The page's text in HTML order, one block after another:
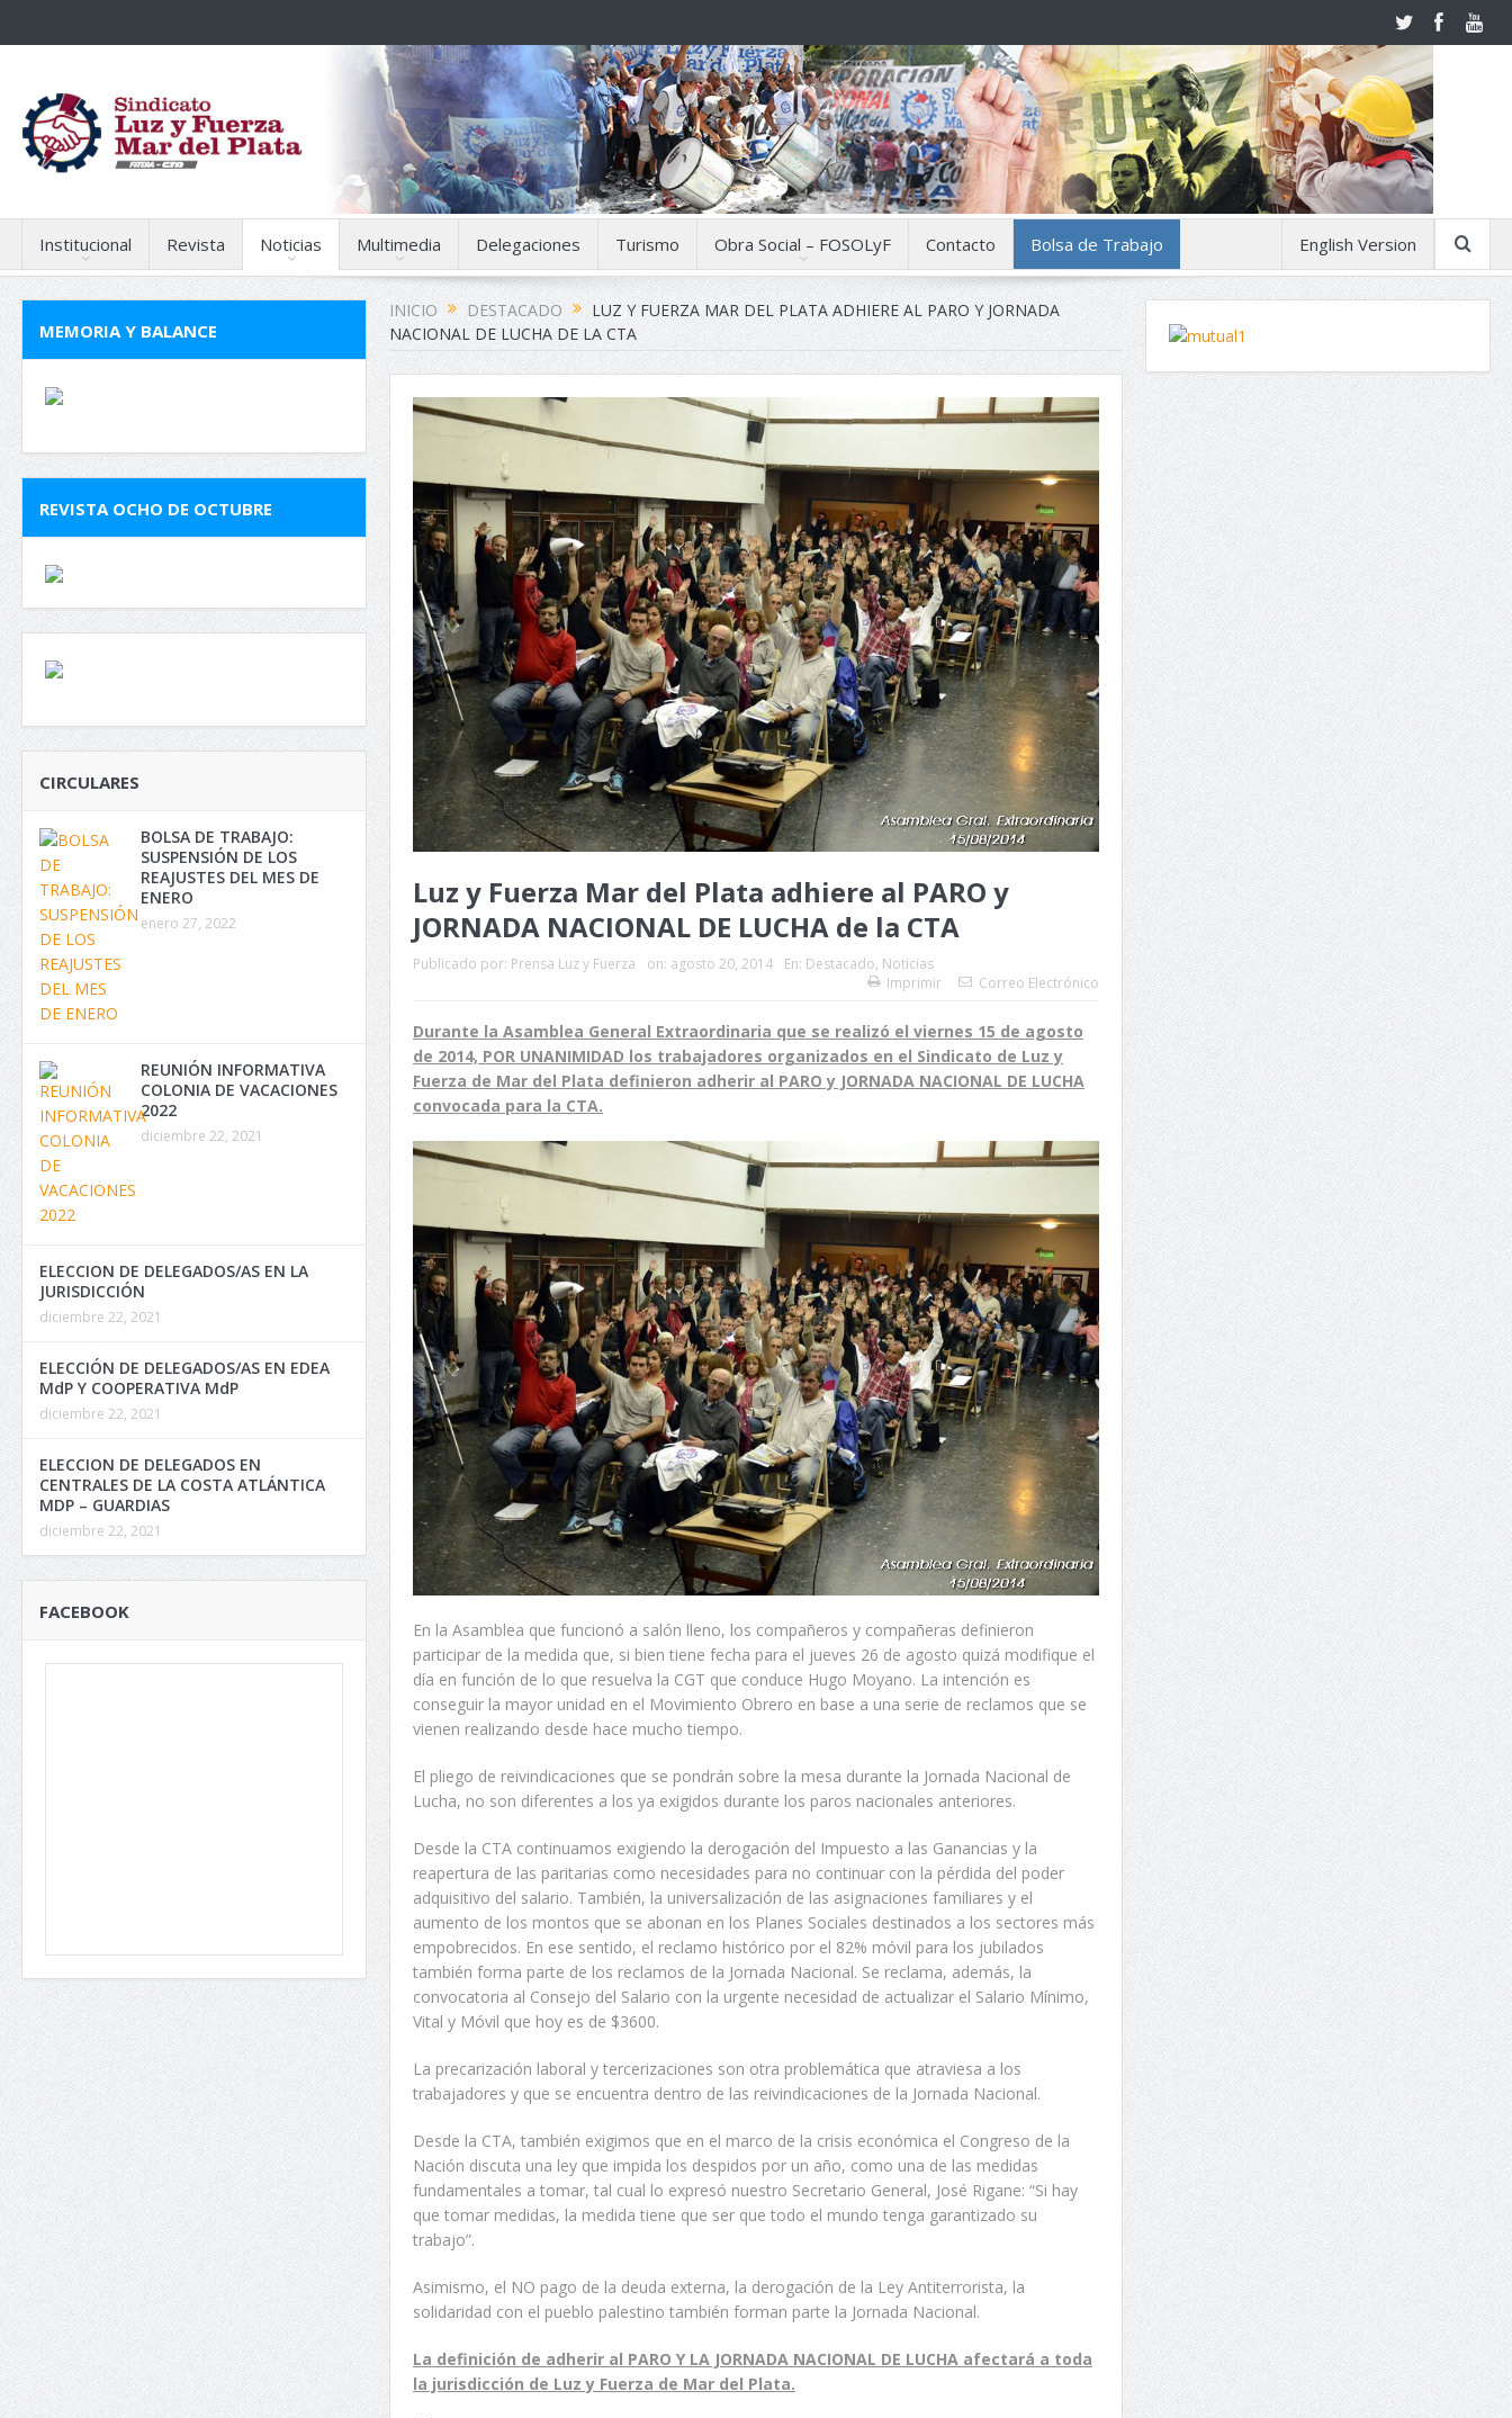
Institucional Revista Noticias Multimedia Delegaciones Turismo Obra Social – FOSOLyF Contacto Bolsa de Trabajo English Version
INICIO DESTACADO
LUZ Y FUERZA MAR DEL PLATA ADHIERE AL PARO Y JORNADA
NACIONAL DE LUCHA DE LA CTA
Luz y Fuerza Mar del Plata adhiere al PARO y
JORNADA NACIONAL DE LUCHA de la CTA
Publicado por: Prensa Luz y Fuerza on: agosto 20, 2014 En: Destacado, Noticias
Imprimir
Correo Electrónico
Durante la Asamblea General Extraordinaria que se realizó el viernes 15 de agosto
de 2014, POR UNANIMIDAD los trabajadores organizados en el Sindicato de Luz y
Fuerza de Mar del Plata definieron adherir al PARO y JORNADA NACIONAL DE LUCHA
convocada para la CTA.
En la Asamblea que funcionó a salón lleno, los compañeros y compañeras definieron
participar de la medida que, si bien tiene fecha para el jueves 26 de agosto quizá modifique el
día en función de lo que resuelva la CGT que conduce Hugo Moyano. La intención es
conseguir la mayor unidad en el Movimiento Obrero en base a una serie de reclamos que se
vienen realizando desde hace mucho tiempo.
El pliego de reivindicaciones que se pondrán sobre la mesa durante la Jornada Nacional de
Lucha, no son diferentes a los ya exigidos durante los paros nacionales anteriores.
Desde la CTA continuamos exigiendo la derogación del Impuesto a las Ganancias y la
reapertura de las paritarias como necesidades para no continuar con la pérdida del poder
adquisitivo del salario. También, la universalización de las asignaciones familiares y el
aumento de los montos que se abonan en los Planes Sociales destinados a los sectores más
empobrecidos. En ese sentido, el reclamo histórico por el 82% móvil para los jubilados
también forma parte de los reclamos de la Jornada Nacional. Se reclama, además, la
convocatoria al Consejo del Salario con la urgente necesidad de actualizar el Salario Mínimo,
Vital y Móvil que hoy es de $3600.
La precarización laboral y tercerizaciones son otra problemática que atraviesa a los
trabajadores y que se encuentra dentro de las reivindicaciones de la Jornada Nacional.
Desde la CTA, también exigimos que en el marco de la crisis económica el Congreso de la
Nación discuta una ley que impida los despidos por un año, como una de las medidas
fundamentales a tomar, tal cual lo expresó nuestro Secretario General, José Rigane: “Si hay
que tomar medidas, la medida tiene que ser que todo el mundo tenga garantizado su
trabajo”.
Asimismo, el NO pago de la deuda externa, la derogación de la Ley Antiterrorista, la
solidaridad con el pueblo palestino también forman parte la Jornada Nacional.
La definición de adherir al PARO Y LA JORNADA NACIONAL DE LUCHA afectará a toda
la jurisdicción de Luz y Fuerza de Mar del Plata.
MEMORIA Y BALANCE
REVISTA OCHO DE OCTUBRE
CIRCULARES
BOLSA DE TRABAJO:
SUSPENSIÓN DE LOS
REAJUSTES DEL MES DE
ENERO
enero 27, 2022
REUNIÓN INFORMATIVA
COLONIA DE VACACIONES
2022
diciembre 22, 2021
ELECCION DE DELEGADOS/AS EN LA
JURISDICCIÓN
diciembre 22, 2021
ELECCIÓN DE DELEGADOS/AS EN EDEA
MdP Y COOPERATIVA MdP
diciembre 22, 2021
ELECCION DE DELEGADOS EN
CENTRALES DE LA COSTA ATLÁNTICA
MDP – GUARDIAS
diciembre 22, 2021
FACEBOOK